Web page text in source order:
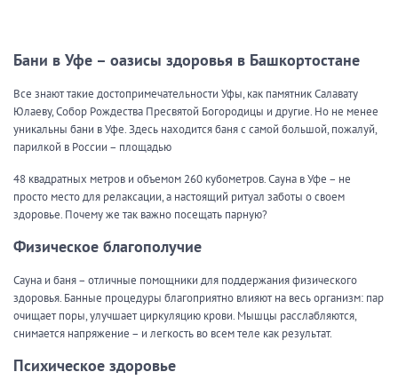
Бани в Уфе – оазисы здоровья в Башкортостане
Все знают такие достопримечательности Уфы, как памятник Салавату
Юлаеву, Собор Рождества Пресвятой Богородицы и другие. Но не менее
уникальны бани в Уфе. Здесь находится баня с самой большой, пожалуй,
парилкой в России – площадью
48 квадратных метров и объемом 260 кубометров. Сауна в Уфе – не
просто место для релаксации, а настоящий ритуал заботы о своем
здоровье. Почему же так важно посещать парную?
Физическое благополучие
Сауна и баня – отличные помощники для поддержания физического
здоровья. Банные процедуры благоприятно влияют на весь организм: пар
очищает поры, улучшает циркуляцию крови. Мышцы расслабляются,
снимается напряжение – и легкость во всем теле как результат.
Психическое здоровье